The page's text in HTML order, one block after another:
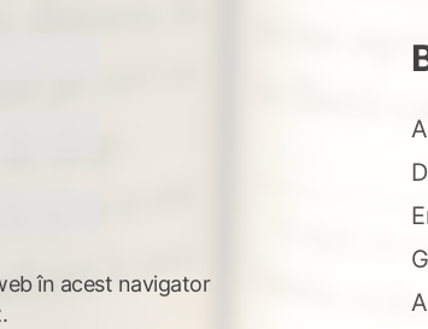
în acest navigator